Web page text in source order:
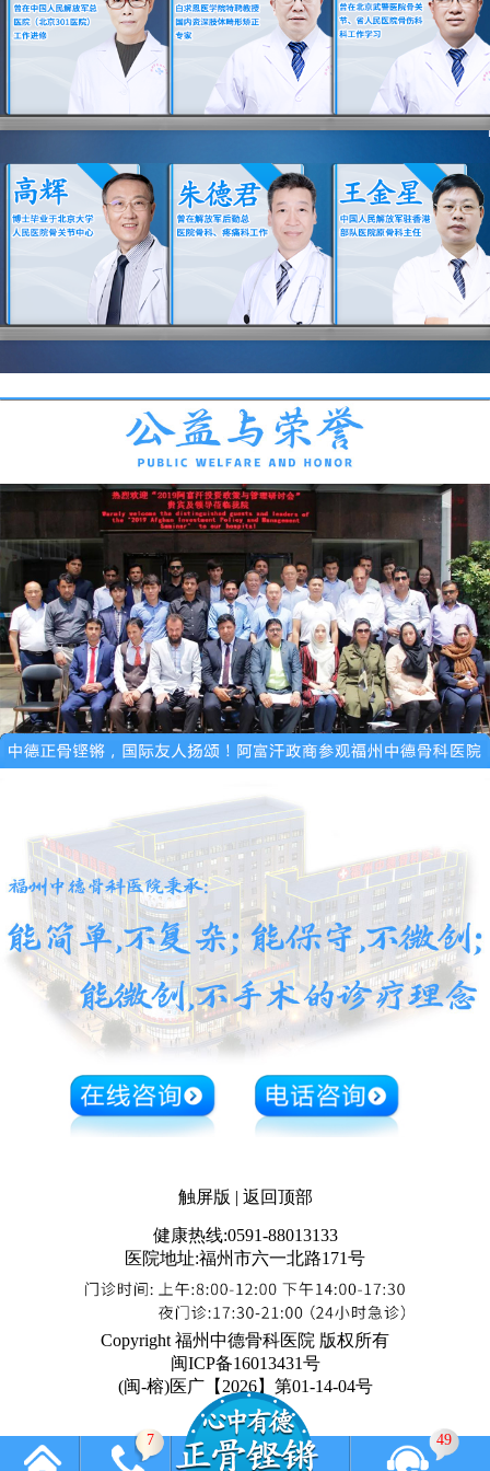
触屏版 | 返回顶部
健康热线:0591-88013133
医院地址:福州市六一北路171号
Copyright 福州中德骨科医院 版权所有
闽ICP备16013431号
(闽-榕)医广【2026】第01-14-04号
7 49